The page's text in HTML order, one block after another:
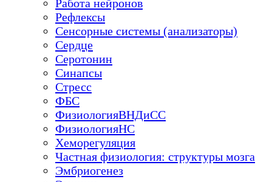
Работа нейронов
Рефлексы
Сенсорные системы (анализаторы)
Сердце
Серотонин
Синапсы
Стресс
ФБС
ФизиологияВНДиСС
ФизиологияНС
Хеморегуляция
Частная физиология: структуры мозга
Эмбриогенез